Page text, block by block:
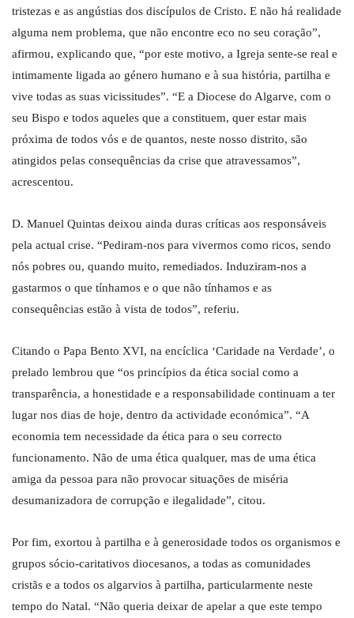
tristezas e as angústias dos discípulos de Cristo. E não há realidade
alguma nem problema, que não encontre eco no seu coração”,
afirmou, explicando que, “por este motivo, a Igreja sente-se real e
intimamente ligada ao género humano e à sua história, partilha e
vive todas as suas vicissitudes”. “E a Diocese do Algarve, com o
seu Bispo e todos aqueles que a constituem, quer estar mais
próxima de todos vós e de quantos, neste nosso distrito, são
atingidos pelas consequências da crise que atravessamos”,
acrescentou.
D. Manuel Quintas deixou ainda duras críticas aos responsáveis
pela actual crise. “Pediram-nos para vivermos como ricos, sendo
nós pobres ou, quando muito, remediados. Induziram-nos a
gastarmos o que tínhamos e o que não tínhamos e as
consequências estão à vista de todos”, referiu.
Citando o Papa Bento XVI, na encíclica ‘Caridade na Verdade’, o
prelado lembrou que “os princípios da ética social como a
transparência, a honestidade e a responsabilidade continuam a ter
lugar nos dias de hoje, dentro da actividade económica”. “A
economia tem necessidade da ética para o seu correcto
funcionamento. Não de uma ética qualquer, mas de uma ética
amiga da pessoa para não provocar situações de miséria
desumanizadora de corrupção e ilegalidade”, citou.
Por fim, exortou à partilha e à generosidade todos os organismos e
grupos sócio-caritativos diocesanos, a todas as comunidades
cristãs e a todos os algarvios à partilha, particularmente neste
tempo do Natal. “Não queria deixar de apelar a que este tempo